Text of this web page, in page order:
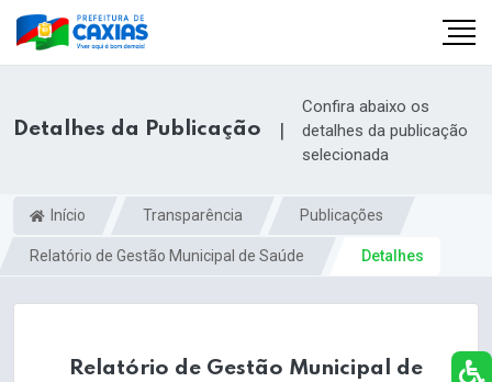
Detalhes da Publicação |
Confira abaixo os
detalhes da publicação
selecionada
Início Transparência Publicações
Relatório de Gestão Municipal de Saúde Detalhes
Relatório de Gestão Municipal de